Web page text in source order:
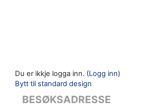
Du er ikkje logga inn. (Logg inn)
Bytt til standard design
BESØKSADRESSE